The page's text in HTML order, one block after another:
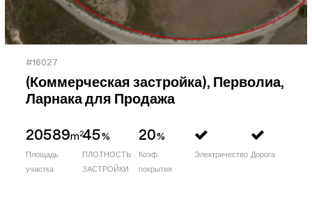
#16027
(Коммерческая застройка), Перволиа,
Ларнака для Продажа
20589m2
Площадь
участка
45%
ПЛОТНОСТЬ
ЗАСТРОЙКИ
20%
Коэф.
покрытия
Электричество Дорога